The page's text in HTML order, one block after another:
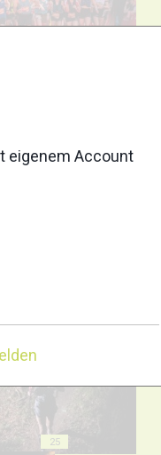
25
eigenem Account